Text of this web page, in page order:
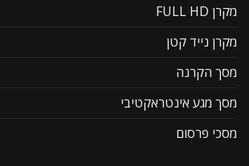
מקרן FULL HD
מקרן נייד קטן
מסך הקרנה
מסך מגע אינטראקטיבי
מסכי פרסום